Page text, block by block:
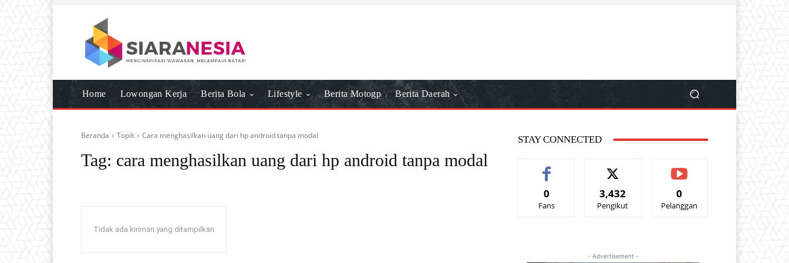
Home Lowongan Kerja Berita Bola Lifestyle Berita Motogp Berita Daerah
Beranda Topik Cara menghasilkan uang dari hp android tanpa modal
Tag: cara menghasilkan uang dari hp android tanpa modal
Tidak ada kiriman yang ditampilkan
STAY CONNECTED
0
Fans
3,432
Pengikut
0
Pelanggan
- Advertisement -